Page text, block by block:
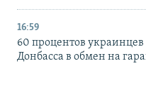
16:59
60 процентов
Донбасса в обмен на